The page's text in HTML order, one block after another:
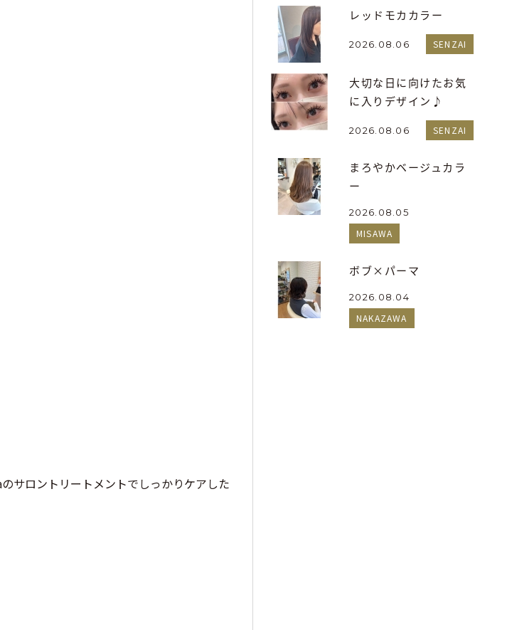
サロントリートメントでしっかりケアした
レッドモカカラー
2026.08.06 SENZAI
大切な日に向けたお気
に入りデザイン♪
2026.08.06 SENZAI
まろやかベージュカラ
ー
2026.08.05
MISAWA
ボブ×パーマ
2026.08.04
NAKAZAWA